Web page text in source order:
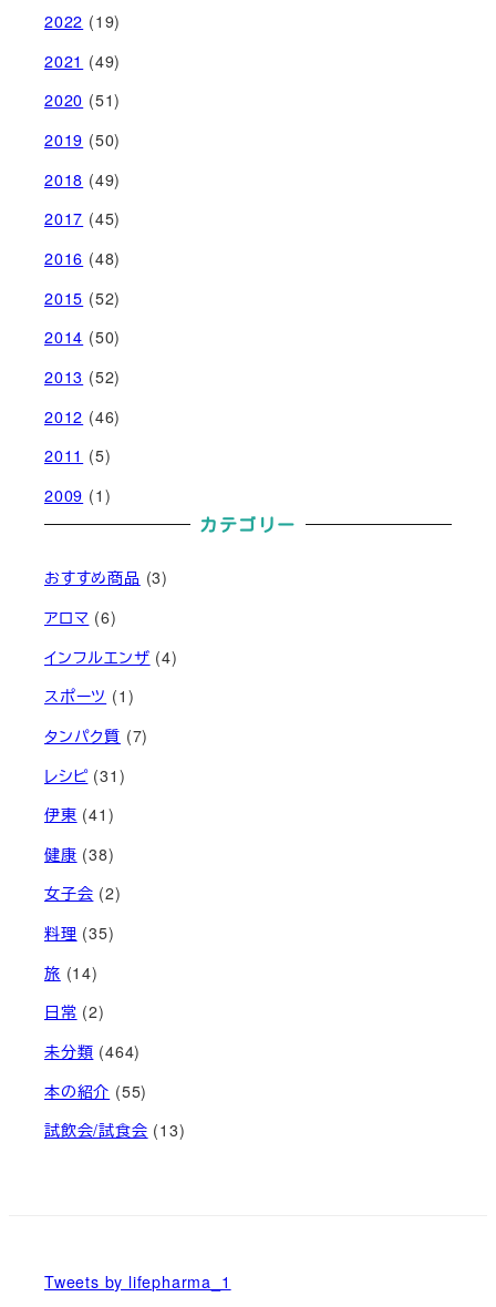
2022 (19)
2021 (49)
2020 (51)
2019 (50)
2018 (49)
2017 (45)
2016 (48)
2015 (52)
2014 (50)
2013 (52)
2012 (46)
2011 (5)
2009 (1)
カテゴリー
おすすめ商品 (3)
アロマ (6)
インフルエンザ (4)
スポーツ (1)
タンパク質 (7)
レシピ(31)
伊東 (41)
健康 (38)
女子会 (2)
料理 (35)
旅 (14)
日常 (2)
未分類 (464)
本の紹介 (55)
試飲会/試食会 (13)
Tweets by lifepharma_1